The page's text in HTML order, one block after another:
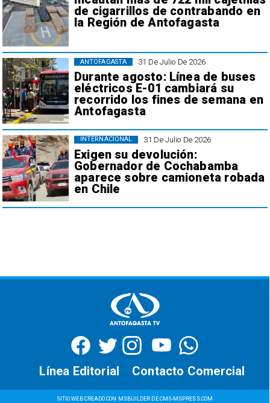
de cigarrillos de contrabando en
la Región de Antofagasta
31 De Julio De 2026
Durante agosto: Línea de buses
eléctricos E-01 cambiará su
recorrido los fines de semana en
Antofagasta
ANTOFAGASTA
31 De Julio De 2026
Exigen su devolución:
Gobernador de Cochabamba
aparece sobre camioneta robada
en Chile
INTERNACIONAL
SITIO WEB CREADO CON MSBUILDER DE CMS-MSPRESS.COM
Contacto Comercial
Línea Editorial